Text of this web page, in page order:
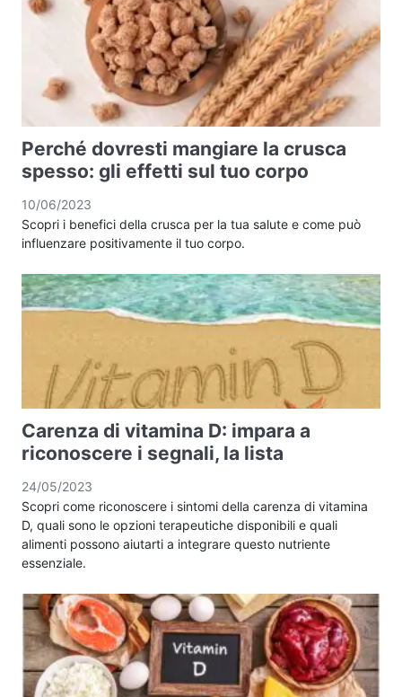
Perché dovresti mangiare la crusca
spesso: gli effetti sul tuo corpo
10/06/2023
Scopri i benefici della crusca per la tua salute e come può
influenzare positivamente il tuo corpo.
Carenza di vitamina D: impara a
riconoscere i segnali, la lista
24/05/2023
Scopri come riconoscere i sintomi della carenza di vitamina
D, quali sono le opzioni terapeutiche disponibili e quali
alimenti possono aiutarti a integrare questo nutriente
essenziale.